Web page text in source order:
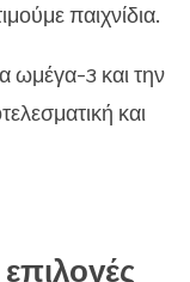
παιχνίδια.
ωμέγα-3 και την
και